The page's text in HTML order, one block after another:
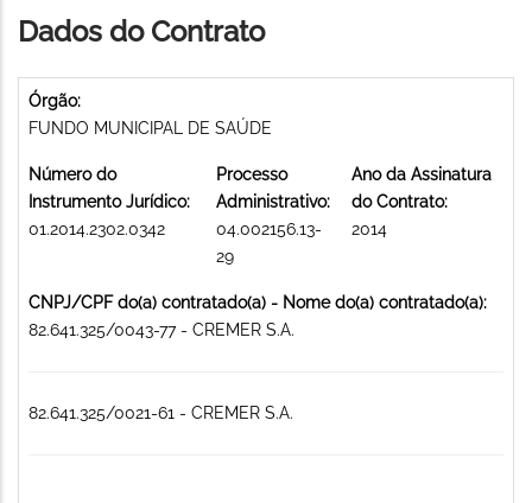
Dados do Contrato
Órgão:
FUNDO MUNICIPAL DE SAÚDE
Número do
Instrumento Jurídico:
01.2014.2302.0342
Processo
Administrativo:
04.002156.13-
29
Ano da Assinatura
do Contrato:
2014
CNPJ/CPF do(a) contratado(a) - Nome do(a) contratado(a):
82.641.325/0043-77 - CREMER S.A.
82.641.325/0021-61 - CREMER S.A.